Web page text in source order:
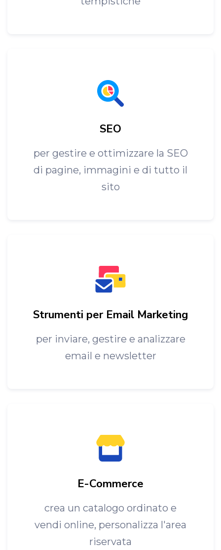
SEO
per gestire e ottimizzare la SEO
di pagine, immagini e di tutto il
sito
Strumenti per Email Marketing
per inviare, gestire e analizzare
email e newsletter
E-Commerce
crea un catalogo ordinato e
vendi online, personalizza l'area
riservata